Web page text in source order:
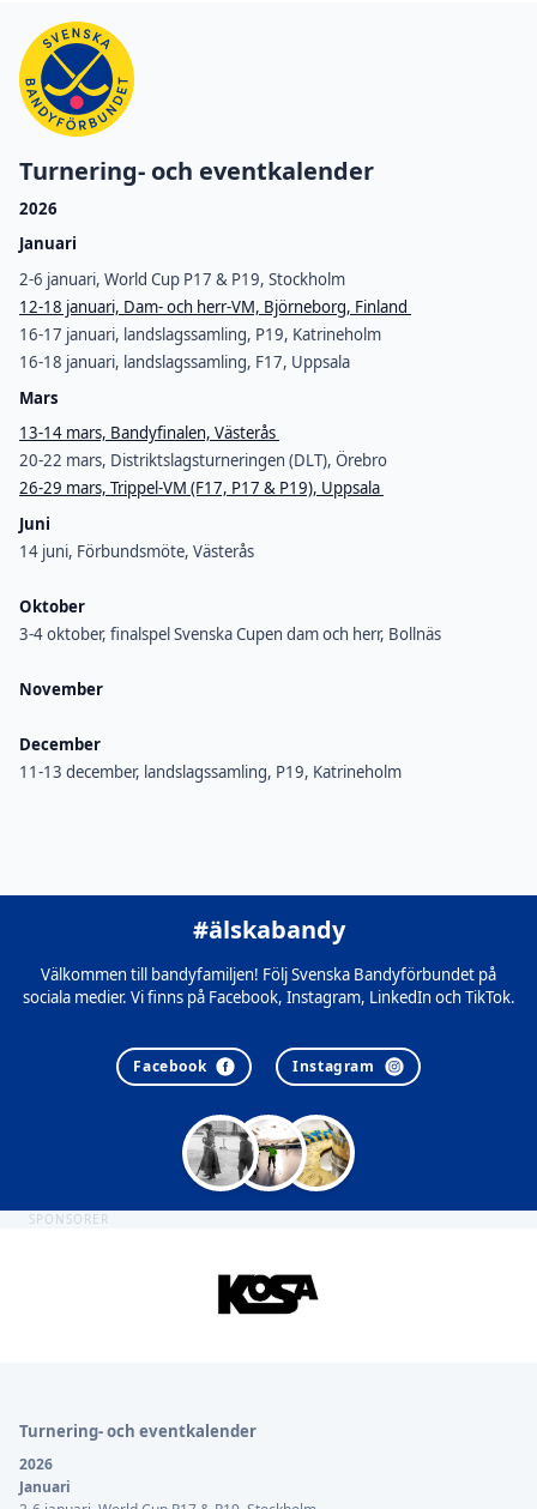
Turnering- och eventkalender
2026
Januari
2-6 januari, World Cup P17 & P19, Stockholm
12-18 januari, Dam- och herr-VM, Björneborg, Finland
16-17 januari, landslagssamling, P19, Katrineholm
16-18 januari, landslagssamling, F17, Uppsala
Mars
13-14 mars, Bandyfinalen, Västerås
20-22 mars, Distriktslagsturneringen (DLT), Örebro
26-29 mars, Trippel-VM (F17, P17 & P19), Uppsala
Juni
14 juni, Förbundsmöte, Västerås
Oktober
3-4 oktober, finalspel Svenska Cupen dam och herr, Bollnäs
November
December
11-13 december, landslagssamling, P19, Katrineholm
#älskabandy
Välkommen till bandyfamiljen! Följ Svenska Bandyförbundet på
sociala medier. Vi finns på Facebook, Instagram, LinkedIn och TikTok.
Facebook Instagram
SPONSORER
Turnering- och eventkalender
2026
Januari